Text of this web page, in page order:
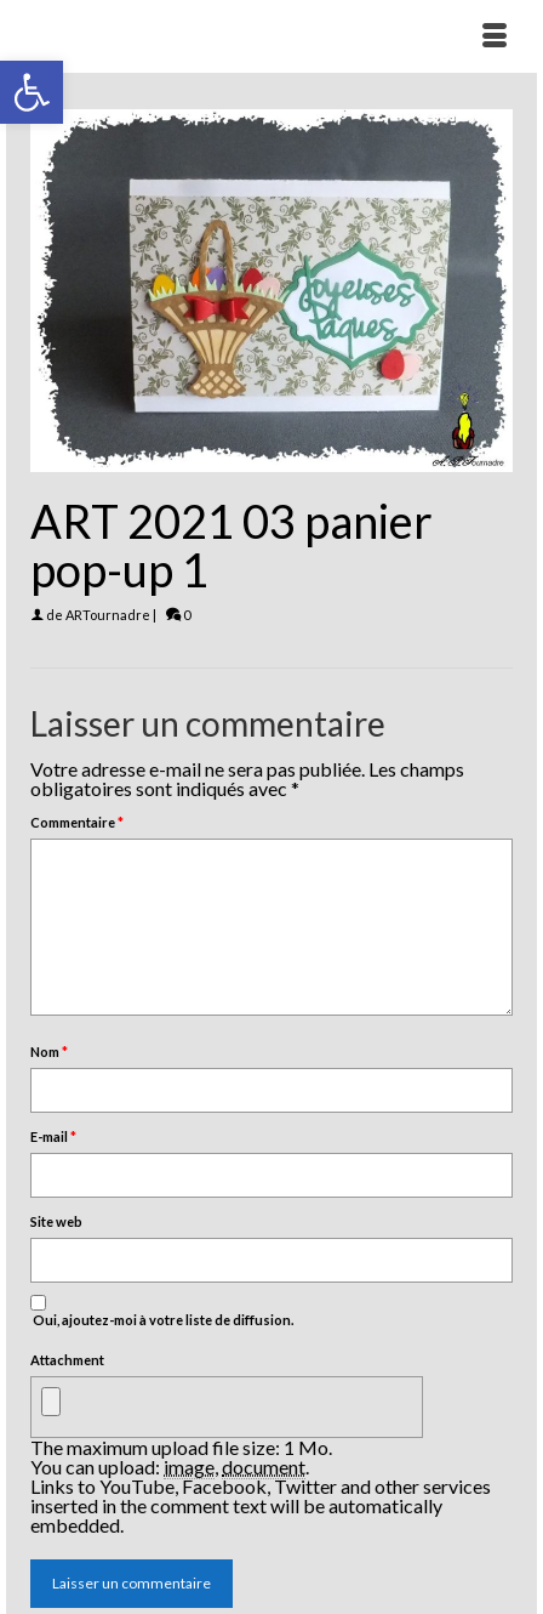
Ouvrir la barre d’outils
ART 2021 03 panier
pop-up 1
de ARTournadre | 0
Laisser un commentaire
Votre adresse e-mail ne sera pas publiée. Les champs
obligatoires sont indiqués avec *
Commentaire*
Nom*
E-mail*
Site web
Oui, ajoutez-moi à votre liste de diffusion.
Attachment
The maximum upload file size: 1 Mo.
You can upload:image document
Links to YouTube, Facebook, Twitter and other services
inserted in the comment text will be automatically
embedded.